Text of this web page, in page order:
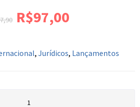
R$97,00
, Jurídicos, Lançamentos